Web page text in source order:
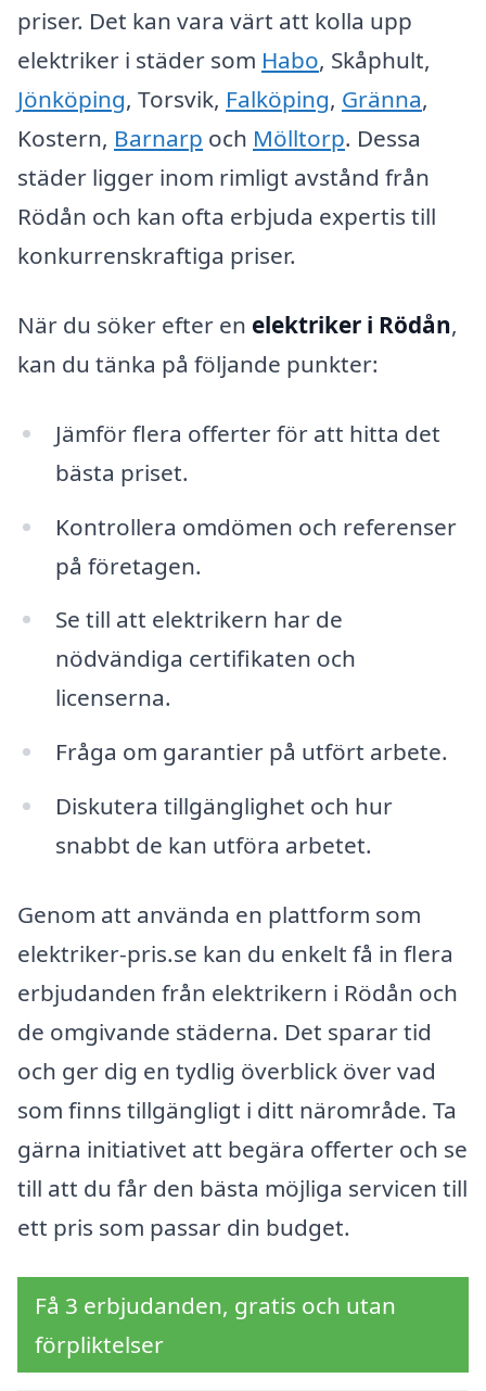
priser. Det kan vara värt att kolla upp
elektriker i städer som Habo, Skåphult,
Jönköping, Torsvik, Falköping, Gränna,
Kostern, Barnarp och Mölltorp. Dessa
städer ligger inom rimligt avstånd från
Rödån och kan ofta erbjuda expertis till
konkurrenskraftiga priser.
När du söker efter en elektriker i Rödån,
kan du tänka på följande punkter:
Jämför flera offerter för att hitta det
bästa priset.
Kontrollera omdömen och referenser
på företagen.
Se till att elektrikern har de
nödvändiga certifikaten och
licenserna.
Fråga om garantier på utfört arbete.
Diskutera tillgänglighet och hur
snabbt de kan utföra arbetet.
Genom att använda en plattform som
elektriker-pris.se kan du enkelt få in flera
erbjudanden från elektrikern i Rödån och
de omgivande städerna. Det sparar tid
och ger dig en tydlig överblick över vad
som finns tillgängligt i ditt närområde. Ta
gärna initiativet att begära offerter och se
till att du får den bästa möjliga servicen till
ett pris som passar din budget.
Få 3 erbjudanden, gratis och utan
förpliktelser